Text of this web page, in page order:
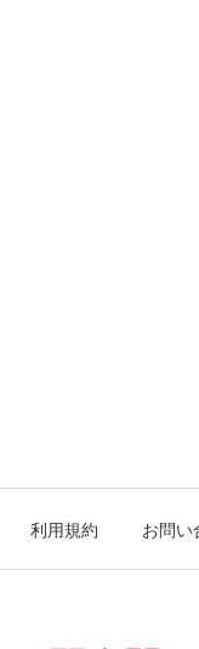
利用規約 お問い